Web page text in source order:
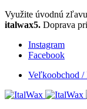
Využite úvodnú
italwax5. Doprava
Instagram
Facebook
Veľkoobchod /